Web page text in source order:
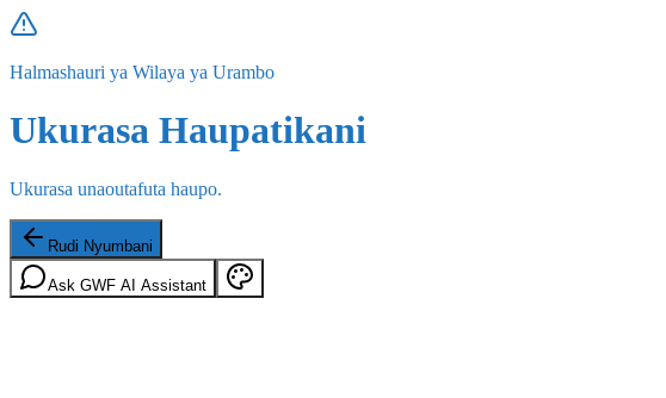
Halmashauri ya Wilaya ya Urambo
Ukurasa Haupatikani
Ukurasa unaoutafuta haupo.
Rudi Nyumbani
Ask GWF AI Assistant